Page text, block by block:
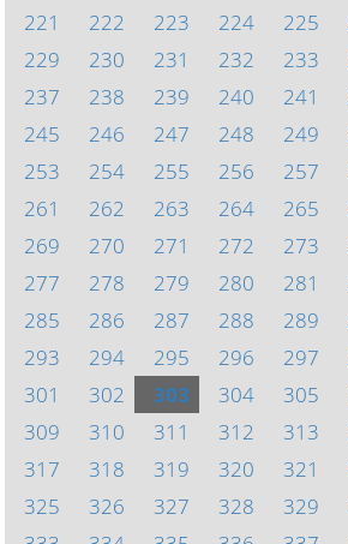
221
222 223 224 225
229
230 231 232 233
237
238 239 240 241
245
246 247 248 249
253
254 255 256 257
261
262 263 264 265
269
270 271 272 273
277
278 279 280 281
285
286 287 288 289
293
294 295 296 297
301
302 303 304 305
309
310 311 312 313
317
318 319 320 321
325
326 327 328 329